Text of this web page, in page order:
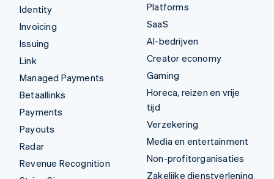
Identity
Invoicing
Issuing
Link
Managed Payments
Betaallinks
Payments
Payouts
Radar
Revenue Recognition
Platforms
SaaS
AI-bedrijven
Creator economy
Gaming
Horeca, reizen en vrije
tijd
Verzekering
Media en entertainment
Non-profitorganisaties
Zakelijke dienstverlening